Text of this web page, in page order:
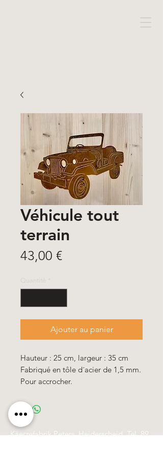
Véhicule tout
terrain
43,00 €Prix
Quantité
Ajouter au panier
Hauteur : 25 cm, largeur : 35 cm
Fabriqué en tôle d´acier de 1,5 mm.
Pour accrocher.
Käerzefabrik Peters, Heiderscheid, Tel.89